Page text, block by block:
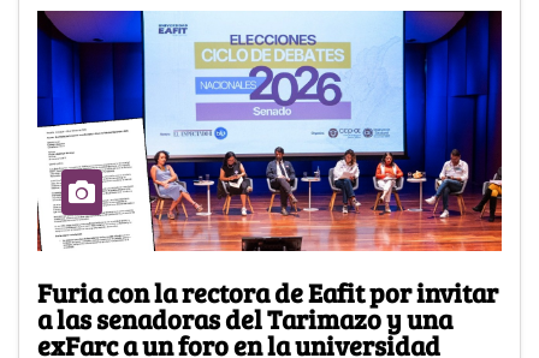
Furia con la rectora de Eafit por invitar
a las senadoras del Tarimazo y una
exFarc a un foro en la universidad